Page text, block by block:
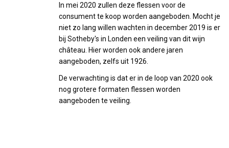
In mei 2020 zullen deze flessen voor de
consument te koop worden aangeboden. Mocht je
niet zo lang willen wachten in december 2019 is er
bij Sotheby's in Londen een veiling van dit wijn
château. Hier worden ook andere jaren
aangeboden, zelfs uit 1926.
De verwachting is dat er in de loop van 2020 ook
nog grotere formaten flessen worden
aangeboden te veiling.